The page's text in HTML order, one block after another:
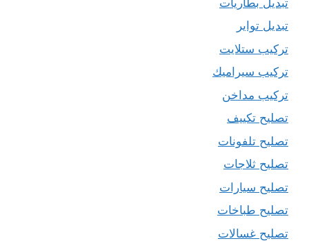
تبديل تواير
تركيب ستلايت
تركيب سيراميك
تركيب مداخن
تصليح تكييف
تصليح تلفونات
تصليح ثلاجات
تصليح سيارات
تصليح طباخات
تصليح غسالات